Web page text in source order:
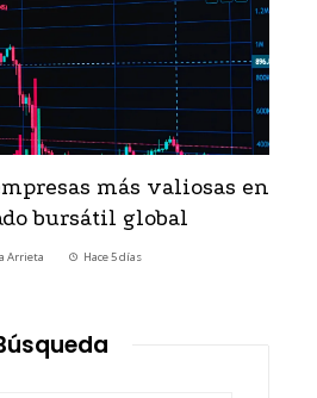
más valiosas en
bursátil global
Arrieta Hace 5 días